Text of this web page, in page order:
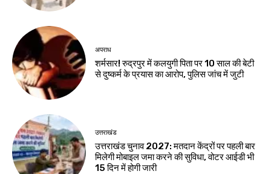
अपराध
शर्मसार! रुद्रपुर में कलयुगी पिता पर 10 साल की बेटी
से दुष्कर्म के प्रयास का आरोप, पुलिस जांच में जुटी
उत्तराखंड
उत्तराखंड चुनाव 2027: मतदान केंद्रों पर पहली बार
मिलेगी मोबाइल जमा करने की सुविधा, वोटर आईडी भी
15 दिन में होगी जारी